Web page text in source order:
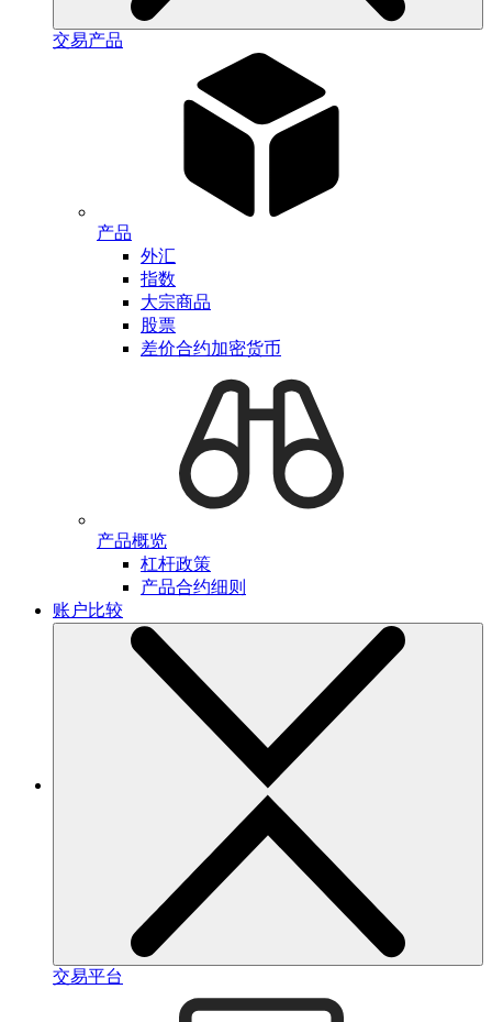
交易产品
产品
外汇
指数
大宗商品
股票
差价合约加密货币
产品概览
杠杆政策
产品合约细则
账户比较
交易平台